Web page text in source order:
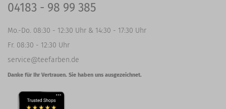
04183 - 98 99 385
Mo.-Do. 08:30 - 12:30 Uhr & 14:30 - 17:30 Uhr
Fr. 08:30 - 12:30 Uhr
service@teefarben.de
Danke für Ihr Vertrauen. Sie haben uns ausgezeichnet.